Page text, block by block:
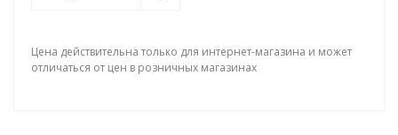
Цена действительна только для интернет-магазина и может
отличаться от цен в розничных магазинах